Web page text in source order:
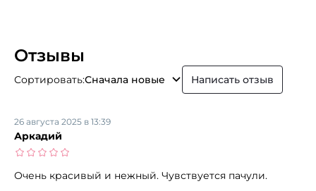
Отзывы
Сортировать:Сначала новые Написать отзыв
Аркадий
26 августа 2025 в 13:39
Очень красивый и нежный. Чувствуется пачули.